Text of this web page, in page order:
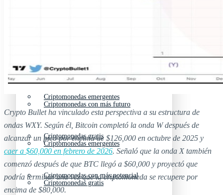
Criptomonedas emergentes
Criptomonedas gratis
Criptomonedas con más potencial
Criptomonedas con baja capitalización
Criptomonedas con más futuro
Criptomonedas emergentes
Criptomonedas gratis
Crypto Bullet ha vinculado esta perspectiva a su estructura de
ondas WXY. Según él, Bitcoin completó la onda W después de
alcanzar un pico por encima de $126,000 en octubre de 2025 y
caer a $60,000 en febrero de 2026. Señaló que la onda X también
comenzó después de que BTC llegó a $60,000 y proyectó que
podría terminar una vez que la criptomoneda se recupere por
encima de $80,000.